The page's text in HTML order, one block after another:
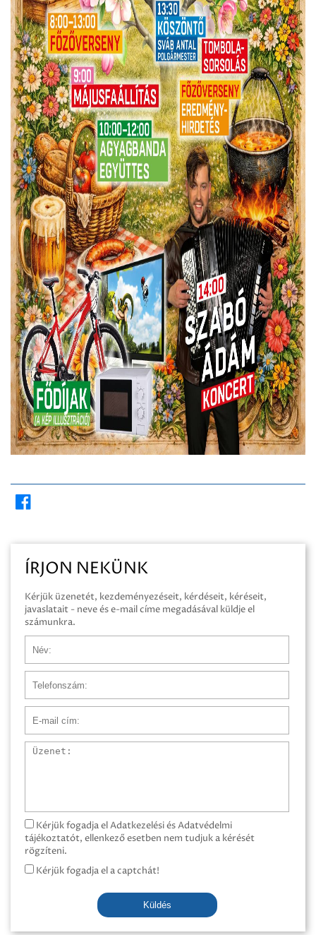
ÍRJON NEKÜNK
Kérjük üzenetét, kezdeményezéseit, kérdéseit, kéréseit,
javaslatait - neve és e-mail címe megadásával küldje el
számunkra.
Üzenet
Kérjük fogadja el Adatkezelési és Adatvédelmi
tájékoztatót, ellenkező esetben nem tudjuk a kérését
rögzíteni.
Kérjük fogadja el a captchát!
Küldés